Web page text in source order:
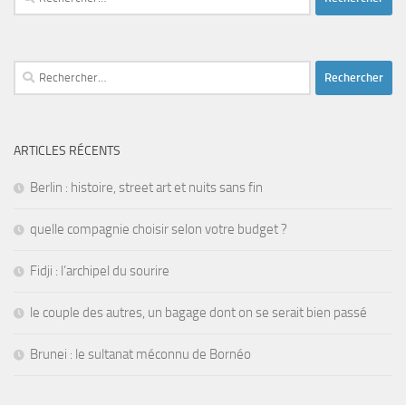
Rechercher :
ARTICLES RÉCENTS
Berlin : histoire, street art et nuits sans fin
quelle compagnie choisir selon votre budget ?
Fidji : l’archipel du sourire
le couple des autres, un bagage dont on se serait bien passé
Brunei : le sultanat méconnu de Bornéo